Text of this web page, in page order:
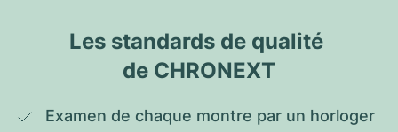
Les standards de qualité
de CHRONEXT
Examen de chaque montre par un horloger